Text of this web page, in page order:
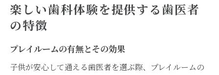
楽しい歯科体験を提供する歯医者
の特徴
プレイルームの有無とその効果
子供が安心して通える歯医者を選ぶ際、プレイルームの